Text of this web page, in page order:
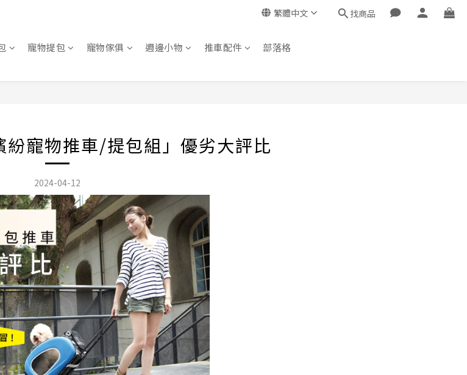
繁體中文 找商品
寵物提包 寵物傢俱 週邊小物 推車配件 部落格
紛寵物推車/提包組」優劣大評比
2024-04-12